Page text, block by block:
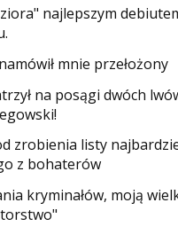
najlepszym
mnie przełożony
na posągi dwóch
zrobienia listy
z bohaterów
kryminałów, moją